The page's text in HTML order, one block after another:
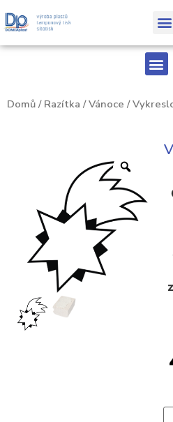
Domů / Razítka /Vánoce /